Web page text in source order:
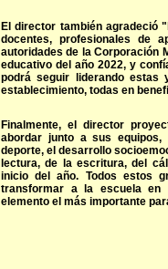
El director también agradeció
docentes, profesionales de
autoridades de la Corporación
educativo del año 2022, y
podrá seguir liderando
establecimiento, todas en
Finalmente, el director
abordar junto a sus
deporte, el desarrollo
lectura, de la escritura, del
inicio del año. Todos estos
transformar a la escuela en
elemento el más importante